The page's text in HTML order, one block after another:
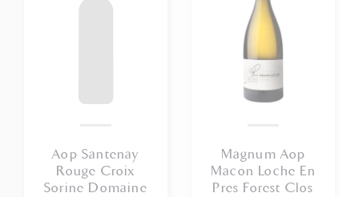
Aop Santenay
Rouge Croix
Sorine Domaine
Magnum Aop
Macon Loche En
Pres Forest Clos